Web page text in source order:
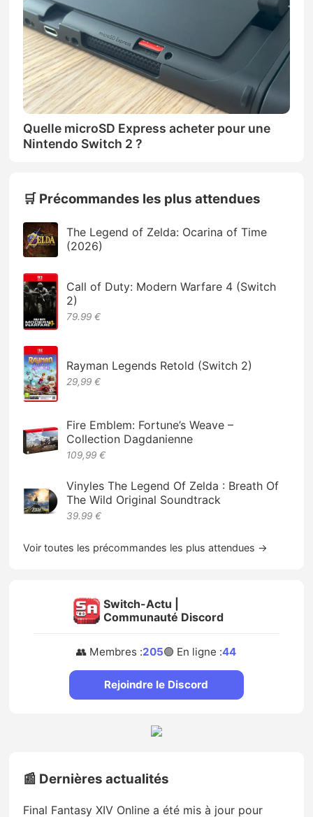
Quelle microSD Express acheter pour une
Nintendo Switch 2 ?
🛒 Précommandes les plus attendues
The Legend of Zelda: Ocarina of Time
(2026)
Call of Duty: Modern Warfare 4 (Switch
2)
79.99 €
Rayman Legends Retold (Switch 2)
29,99 €
Fire Emblem: Fortune’s Weave –
Collection Dagdanienne
109,99 €
Vinyles The Legend Of Zelda : Breath Of
The Wild Original Soundtrack
39.99 €
Voir toutes les précommandes les plus attendues →
Switch-Actu |
Communauté Discord
👥 Membres :205🟢 En ligne :44
Rejoindre le Discord
📰 Dernières actualités
Final Fantasy XIV Online a été mis à jour pour